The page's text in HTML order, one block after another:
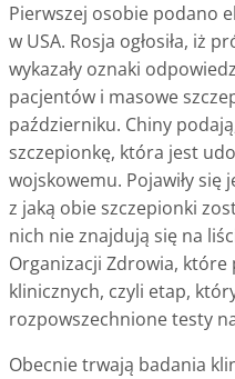
Pierwszej osobie podano
w USA. Rosja ogłosiła, iż
wykazały oznaki
pacjentów i masowe
październiku. Chiny
szczepionkę, która jest
wojskowemu. Pojawiły się
z jaką obie szczepionki
nich nie znajdują się na
Organizacji Zdrowia, które
klinicznych, czyli etap,
rozpowszechnione testy
Obecnie trwają badania